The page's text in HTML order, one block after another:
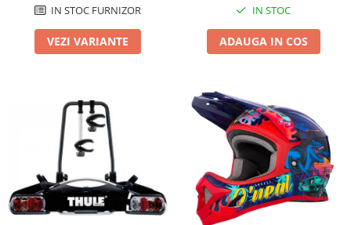
IN STOC FURNIZOR
VEZI VARIANTE
IN STOC
ADAUGA IN COS